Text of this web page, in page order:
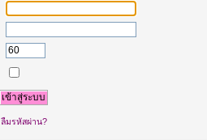
ลืมรหัสผ่าน?